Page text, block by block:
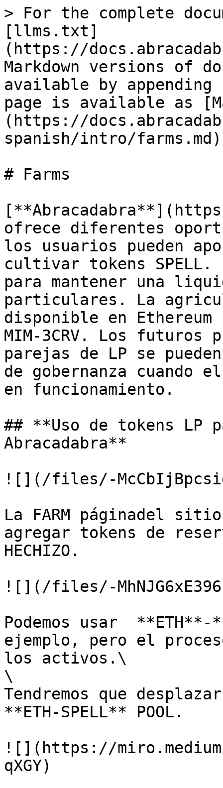
> For the complete
[llms.txt]
(https://
Markdown versions of
available by
page is available as
(https://
spanish/intro/
# Farms
ofrece diferentes
los usuarios pueden
cultivar tokens SPELL.
para mantener una
particulares. La
disponible en Ethereum
MIM-3CRV. Los futuros
parejas de LP se
de gobernanza cuando
en funcionamiento.
## **Uso de tokens LP
Abracadabra**
![](/files/-
La FARM páginadel
agregar tokens de
HECHIZO.
![](/files/-
Podemos usar  **ETH**-
ejemplo, pero el
los activos.\
\
Tendremos que
**ETH-SPELL** POOL.
![](https://
qXGY)